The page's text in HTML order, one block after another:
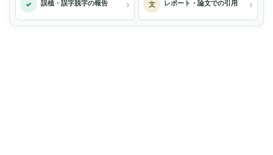
✓ 誤植・誤字脱字の報告 › 文 レポート・論文での引用 ›